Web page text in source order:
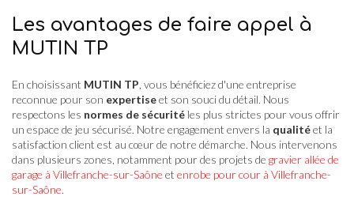
Les avantages de faire appel à
MUTIN TP
En choisissant MUTIN TP , vous bénéficiez d'une entreprise
reconnue pour son expertiseet son souci du détail. Nous
respectons les normes de sécurité les plus strictes pour vous offrir
un espace de jeu sécurisé. Notre engagement envers la qualitéet la
satisfaction client est au cœur de notre démarche. Nous intervenons
dans plusieurs zones, notamment pour des projets de gravier allée de
garage à Villefranche-sur-Saône et enrobe pour cour à Villefranche-
sur-Saône.